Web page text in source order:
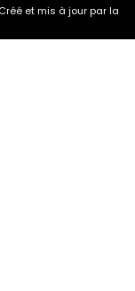
et mis à jour par la